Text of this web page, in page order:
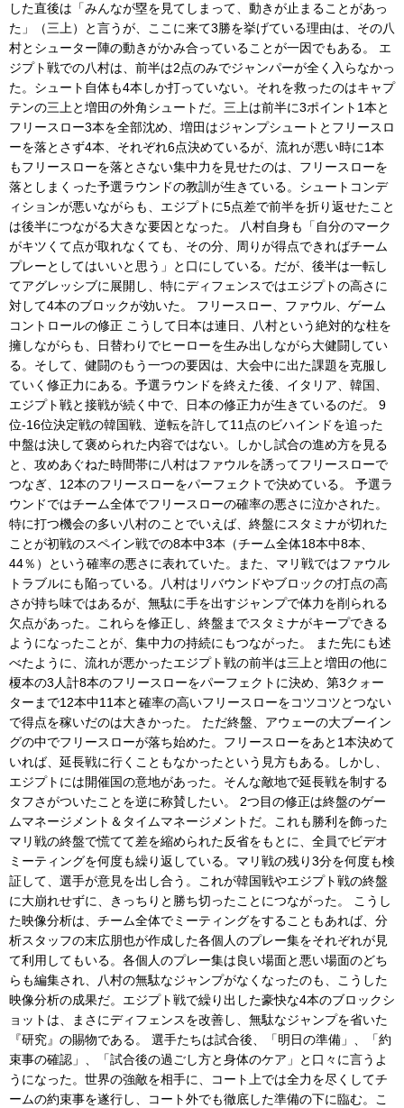
した直後は「みんなが塁を見てしまって、動きが止まることがあっ
た」（三上）と言うが、ここに来て3勝を挙げている理由は、その八
村とシューター陣の動きがかみ合っていることが一因でもある。 エ
ジプト戦での八村は、前半は2点のみでジャンパーが全く入らなかっ
た。シュート自体も4本しか打っていない。それを救ったのはキャプ
テンの三上と増田の外角シュートだ。三上は前半に3ポイント1本と
フリースロー3本を全部沈め、増田はジャンプシュートとフリースロ
ーを落とさず4本、それぞれ6点決めているが、流れが悪い時に1本
もフリースローを落とさない集中力を見せたのは、フリースローを
落としまくった予選ラウンドの教訓が生きている。シュートコンデ
ィションが悪いながらも、エジプトに5点差で前半を折り返せたこと
は後半につながる大きな要因となった。 八村自身も「自分のマーク
がキツくて点が取れなくても、その分、周りが得点できればチーム
プレーとしてはいいと思う」と口にしている。だが、後半は一転し
てアグレッシブに展開し、特にディフェンスではエジプトの高さに
対して4本のブロックが効いた。 フリースロー、ファウル、ゲーム
コントロールの修正 こうして日本は連日、八村という絶対的な柱を
擁しながらも、日替わりでヒーローを生み出しながら大健闘してい
る。そして、健闘のもう一つの要因は、大会中に出た課題を克服し
ていく修正力にある。予選ラウンドを終えた後、イタリア、韓国、
エジプト戦と接戦が続く中で、日本の修正力が生きているのだ。 9
位-16位決定戦の韓国戦、逆転を許して11点のビハインドを追った
中盤は決して褒められた内容ではない。しかし試合の進め方を見る
と、攻めあぐねた時間帯に八村はファウルを誘ってフリースローで
つなぎ、12本のフリースローをパーフェクトで決めている。 予選ラ
ウンドではチーム全体でフリースローの確率の悪さに泣かされた。
特に打つ機会の多い八村のことでいえば、終盤にスタミナが切れた
ことが初戦のスペイン戦での8本中3本（チーム全体18本中8本、
44％）という確率の悪さに表れていた。また、マリ戦ではファウル
トラブルにも陥っている。八村はリバウンドやブロックの打点の高
さが持ち味ではあるが、無駄に手を出すジャンプで体力を削られる
欠点があった。これらを修正し、終盤までスタミナがキープできる
ようになったことが、集中力の持続にもつながった。 また先にも述
べたように、流れが悪かったエジプト戦の前半は三上と増田の他に
榎本の3人計8本のフリースローをパーフェクトに決め、第3クォー
ターまで12本中11本と確率の高いフリースローをコツコツとつない
で得点を稼いだのは大きかった。 ただ終盤、アウェーの大ブーイン
グの中でフリースローが落ち始めた。フリースローをあと1本決めて
いれば、延長戦に行くこともなかったという見方もある。しかし、
エジプトには開催国の意地があった。そんな敵地で延長戦を制する
タフさがついたことを逆に称賛したい。 2つ目の修正は終盤のゲー
ムマネージメント＆タイムマネージメントだ。これも勝利を飾った
マリ戦の終盤で慌てて差を縮められた反省をもとに、全員でビデオ
ミーティングを何度も繰り返している。マリ戦の残り3分を何度も検
証して、選手が意見を出し合う。これが韓国戦やエジプト戦の終盤
に大崩れせずに、きっちりと勝ち切ったことにつながった。 こうし
た映像分析は、チーム全体でミーティングをすることもあれば、分
析スタッフの末広朋也が作成した各個人のプレー集をそれぞれが見
て利用してもいる。各個人のプレー集は良い場面と悪い場面のどち
らも編集され、八村の無駄なジャンプがなくなったのも、こうした
映像分析の成果だ。エジプト戦で繰り出した豪快な4本のブロックシ
ョットは、まさにディフェンスを改善し、無駄なジャンプを省いた
『研究』の賜物である。 選手たちは試合後、「明日の準備」、「約
束事の確認」、「試合後の過ごし方と身体のケア」と口々に言うよ
うになった。世界の強敵を相手に、コート上では全力を尽くしてチ
ームの約束事を遂行し、コート外でも徹底した準備の下に臨む。こ